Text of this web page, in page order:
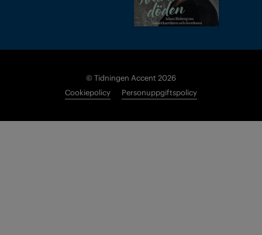
© Tidningen Accent 2026
Cookiepolicy
Personuppgiftspolicy